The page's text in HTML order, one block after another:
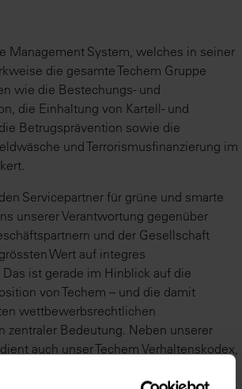
Management System, welches in seiner
die gesamte Techem Gruppe
wie die Bestechungs- und
die Einhaltung von Kartell- und
Betrugsprävention sowie die
und Terrorismusfinanzierung im
Servicepartner für grüne und smarte
unserer Verantwortung gegenüber
und der Gesellschaft
Wert auf integres
ist gerade im Hinblick auf die
von Techem – und die damit
wettbewerbsrechtlichen
zentraler Bedeutung. Neben unserer
auch unser Techem Verhaltenskodex,
als Botschafter, um unser